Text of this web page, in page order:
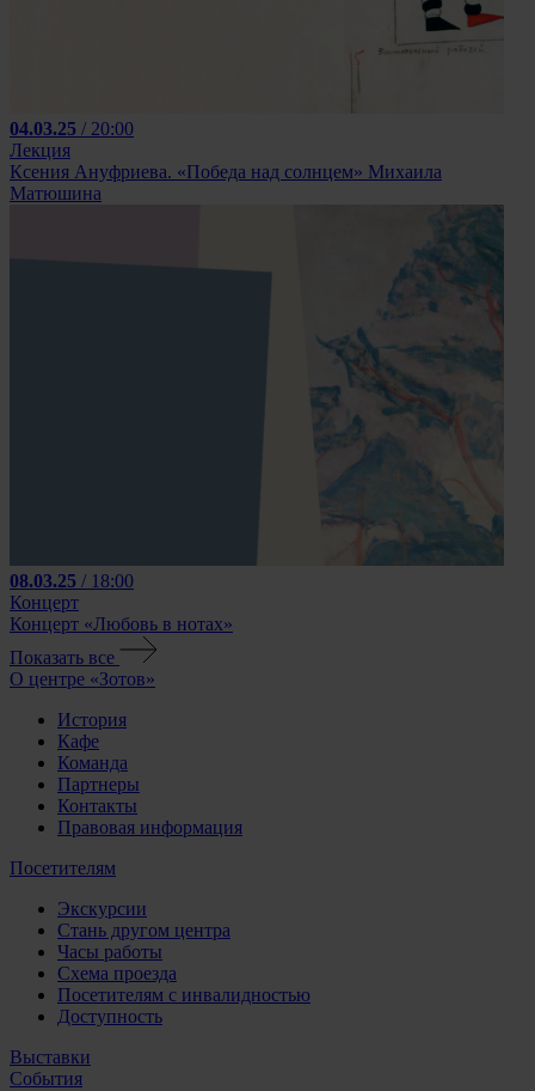
04.03.25 / 20:00
Лекция
Ксения Ануфриева. «Победа над солнцем» Михаила
Матюшина
08.03.25 / 18:00
Концерт
Концерт «Любовь в нотах»
Показать все
О центре «Зотов»
История
Кафе
Команда
Партнеры
Контакты
Правовая информация
Посетителям
Экскурсии
Стань другом центра
Часы работы
Схема проезда
Посетителям с инвалидностью
Доступность
Выставки
События